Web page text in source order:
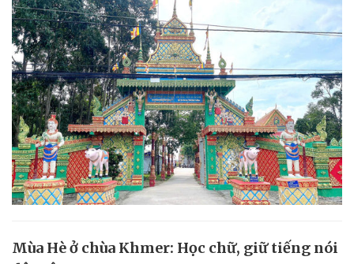
Mùa Hè ở chùa Khmer: Học chữ, giữ tiếng nói